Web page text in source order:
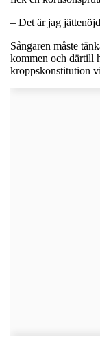
– Det är jag
Sångaren måste
kommen och därtill
kroppskonstitution